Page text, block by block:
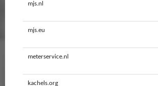
mjs.nl
mjs.eu
meterservice.nl
kachels.org